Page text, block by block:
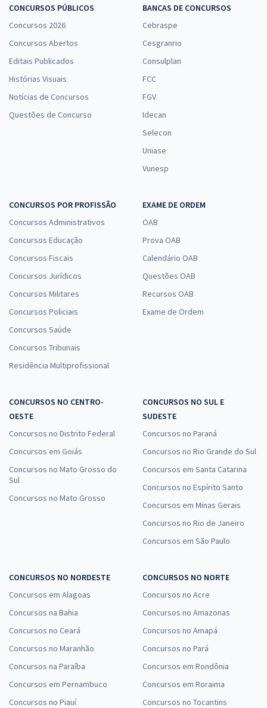
CONCURSOS PÚBLICOS
Concursos 2026
Concursos Abertos
Editais Publicados
Histórias Visuais
Notícias de Concursos
Questões de Concurso
BANCAS DE CONCURSOS
Cebraspe
Cesgranrio
Consulplan
FCC
FGV
Idecan
Selecon
Uniase
Vunesp
CONCURSOS POR PROFISSÃO
Concursos Administrativos
Concursos Educação
Concursos Fiscais
Concursos Jurídicos
Concursos Militares
Concursos Policiais
Concursos Saúde
Concursos Tribunais
Residência Multiprofissional
EXAME DE ORDEM
OAB
Prova OAB
Calendário OAB
Questões OAB
Recursos OAB
Exame de Ordem
CONCURSOS NO CENTRO-
OESTE
Concursos no Distrito Federal
Concursos em Goiás
Concursos no Mato Grosso do
Sul
Concursos no Mato Grosso
CONCURSOS NO SUL E
SUDESTE
Concursos no Paraná
Concursos no Rio Grande do Sul
Concursos em Santa Catarina
Concursos no Espírito Santo
Concursos em Minas Gerais
Concursos no Rio de Janeiro
Concursos em São Paulo
CONCURSOS NO NORDESTE
Concursos em Alagoas
Concursos na Bahia
Concursos no Ceará
Concursos no Maranhão
Concursos na Paraíba
Concursos em Pernambuco
Concursos no Piauí
CONCURSOS NO NORTE
Concursos no Acre
Concursos no Amazonas
Concursos no Amapá
Concursos no Pará
Concursos em Rondônia
Concursos em Roraima
Concursos no Tocantins